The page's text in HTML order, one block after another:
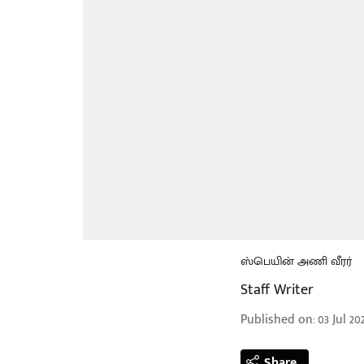
ஸ்பெயின் அணி வீரர்
Staff Writer
Published on:03 Jul